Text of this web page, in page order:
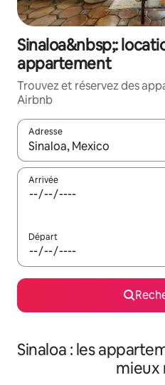
Sinaloa&nbsp;:
appartement
Trouvez et réservez des
Airbnb
Adresse
Lorsque les résultats
Arrivée
Départ
Sinaloa : les
mieux